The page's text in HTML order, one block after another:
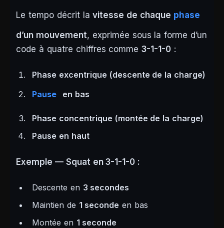
Le tempo décrit lavitesse de chaque phase
d’un mouvement, exprimée sous la forme d’un
code à quatre chiffres comme3-1-1-0 :
Phase excentrique (descente de la charge)
Pause
en bas
Phase concentrique (montée de la charge)
Pause en haut
Exemple — Squat en 3-1-1-0 :
Descente en 3 secondes
Maintien de 1 seconde en bas
Montée en 1 seconde